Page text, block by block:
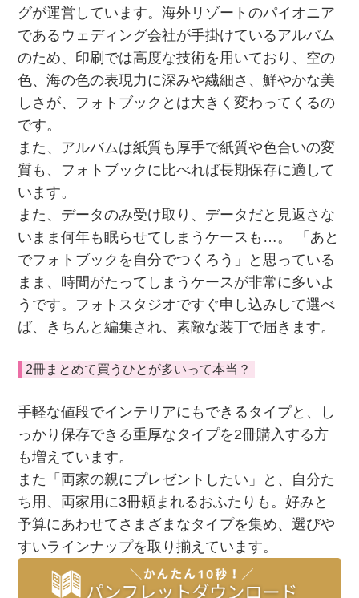
グが運営しています。海外リゾートのパイオニア
であるウェディング会社が手掛けているアルバム
のため、印刷では高度な技術を用いており、空の
色、海の色の表現力に深みや繊細さ、鮮やかな美
しさが、フォトブックとは大きく変わってくるの
です。
また、アルバムは紙質も厚手で紙質や色合いの変
質も、フォトブックに比べれば長期保存に適して
います。
また、データのみ受け取り、データだと見返さな
いまま何年も眠らせてしまうケースも…。 「あと
でフォトブックを自分でつくろう」と思っている
まま、時間がたってしまうケースが非常に多いよ
うです。フォトスタジオですぐ申し込みして選べ
ば、きちんと編集され、素敵な装丁で届きます。
2冊まとめて買うひとが多いって本当？
手軽な値段でインテリアにもできるタイプと、し
っかり保存できる重厚なタイプを2冊購入する方
も増えています。
また「両家の親にプレゼントしたい」と、自分た
ち用、両家用に3冊頼まれるおふたりも。好みと
予算にあわせてさまざまなタイプを集め、選びや
すいラインナップを取り揃えています。